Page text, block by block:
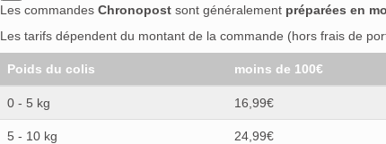
Les commandes Chronopost sont généralement préparées en
Les tarifs dépendent du montant de la commande (hors frais de
Poids du colis moins de 100€
0 - 5 kg 16,99€
5 - 10 kg 24,99€